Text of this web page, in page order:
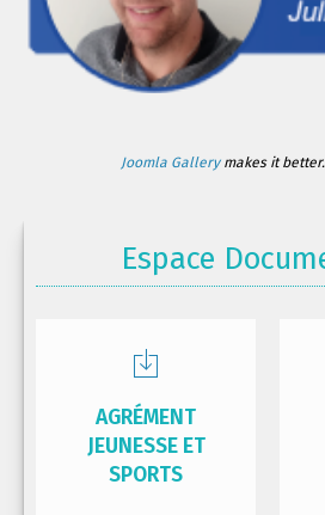
Joomla Gallerymakes it
Espace
AGRÉMENT
JEUNESSE ET
SPORTS